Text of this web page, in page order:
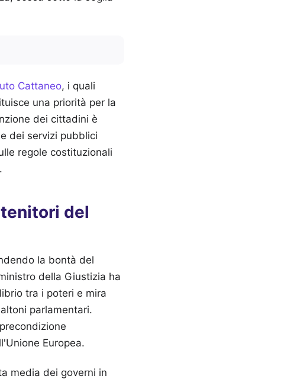
Cattaneo, i quali
una priorità per la
dei cittadini è
dei servizi pubblici
regole costituzionali
del
la bontà del
della Giustizia ha
tra i poteri e mira
parlamentari.
Europea.
media dei governi in